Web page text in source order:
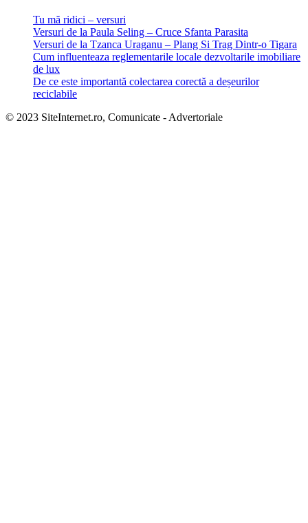
Tu mă ridici – versuri
Versuri de la Paula Seling – Cruce Sfanta Parasita
Versuri de la Tzanca Uraganu – Plang Si Trag Dintr-o Tigara
Cum influenteaza reglementarile locale dezvoltarile imobiliare
de lux
De ce este importantă colectarea corectă a deșeurilor
reciclabile
© 2023 SiteInternet.ro, Comunicate - Advertoriale